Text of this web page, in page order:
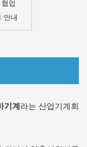
업
안내
기계라는 산업기계회